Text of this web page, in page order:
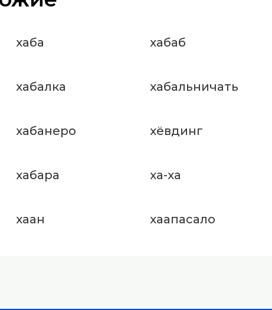
хаба хабаб
хабалка хабальничать
хабанеро хёвдинг
хабара ха-ха
хаан хаапасало